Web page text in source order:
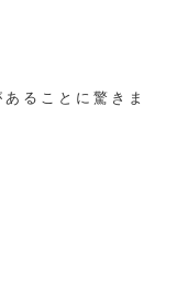
ることに驚きま